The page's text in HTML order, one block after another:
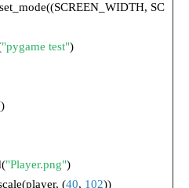
SC
"pygame test")
"Player.png")
(40, 102))